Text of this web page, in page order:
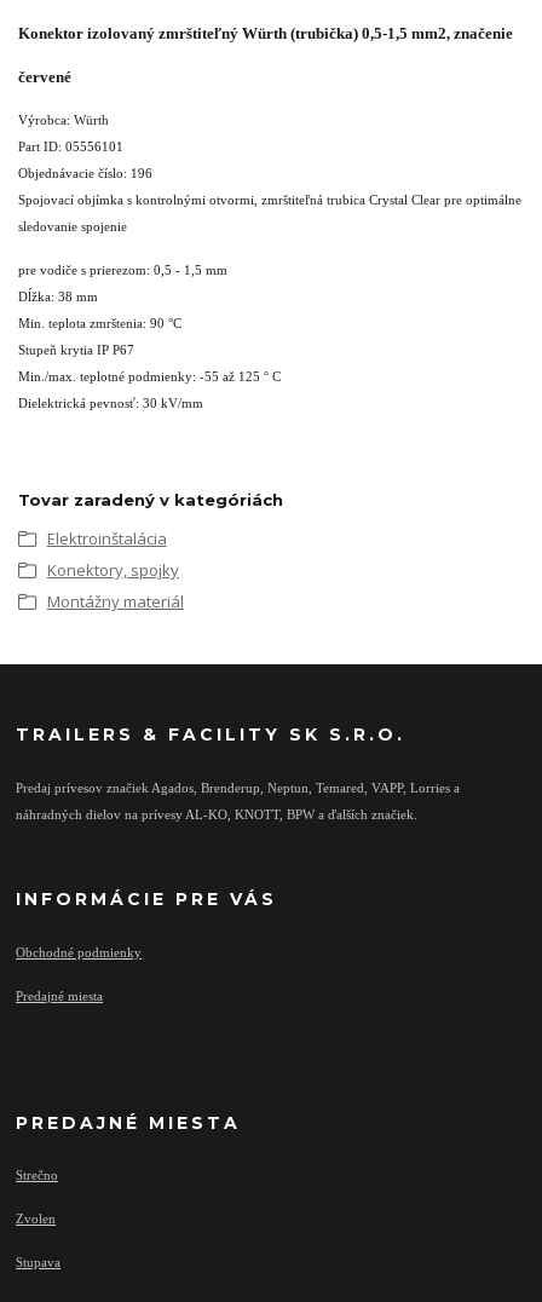
Konektor izolovaný zmrštiteľný Würth (trubička) 0,5-1,5 mm2, značenie
červené
Výrobca: Würth
Part ID: 05556101
Objednávacie číslo: 196
Spojovací objímka s kontrolnými otvormi, zmrštiteľná trubica Crystal Clear pre optimálne
sledovanie spojenie
pre vodiče s prierezom: 0,5 - 1,5 mm
Dĺžka: 38 mm
Min. teplota zmrštenia: 90 °C
Stupeň krytia IP P67
Min./max. teplotné podmienky: -55 až 125 ° C
Dielektrická pevnosť: 30 kV/mm
Tovar zaradený v kategóriách
Elektroinštalácia
Konektory, spojky
Montážny materiál
TRAILERS & FACILITY SK S.R.O.
Predaj prívesov značiek Agados, Brenderup, Neptun, Temared, VAPP, Lorries a
náhradných dielov na prívesy AL-KO, KNOTT, BPW a ďalších značiek.
INFORMÁCIE PRE VÁS
Obchodné podmienky
Predajné miesta
PREDAJNÉ MIESTA
Strečno
Zvolen
Stupava